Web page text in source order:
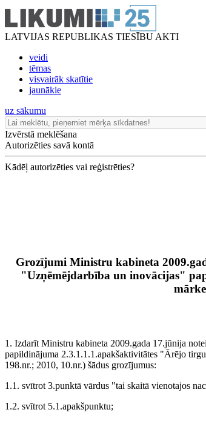
LATVIJAS REPUBLIKAS TIESĪBU AKTI
veidi
tēmas
visvairāk skatītie
jaunākie
uz sākumu
Izvērstā meklēšana
Autorizēties savā kontā
Kādēļ autorizēties vai reģistrēties?
Grozījumi Ministru kabineta
"Uzņēmējdarbība un inovācijas"
1. Izdarīt Ministru kabineta 2009.gada 17.jūnija
papildinājuma 2.3.1.1.1.apakšaktivitātes "Ārējo
198.nr.; 2010, 10.nr.) šādus grozījumus:
1.1. svītrot 3.punktā vārdus "tai skaitā vienotajos
1.2. svītrot 5.1.apakšpunktu;